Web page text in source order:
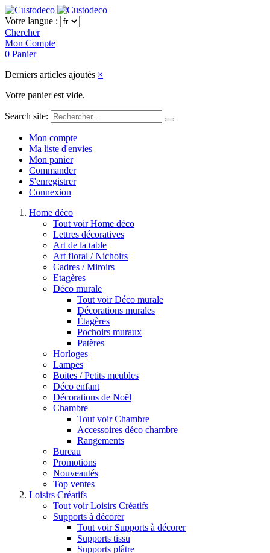
Votre langue :
Chercher
Mon Compte
0 Panier
Derniers articles ajoutés ×
Votre panier est vide.
Search site:
Mon compte
Ma liste d'envies
Mon panier
Commander
S'enregistrer
Connexion
Home déco
Tout voir Home déco
Lettres décoratives
Art de la table
Art floral / Nichoirs
Cadres / Miroirs
Etagères
Déco murale
Tout voir Déco murale
Décorations murales
Étagères
Pochoirs muraux
Patères
Horloges
Lampes
Boites / Petits meubles
Déco enfant
Décorations de Noël
Chambre
Tout voir Chambre
Accessoires déco chambre
Rangements
Bureau
Promotions
Nouveautés
Top ventes
Loisirs Créatifs
Tout voir Loisirs Créatifs
Supports à décorer
Tout voir Supports à décorer
Supports tissu
Supports plâtre